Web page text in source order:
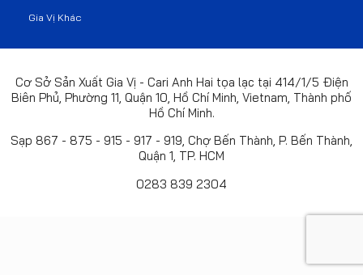
Gia Vị Khác
Cơ Sở Sản Xuất Gia Vị - Cari Anh Hai tọa lạc tại 414/1/5 Điện
Biên Phủ, Phường 11, Quận 10, Hồ Chí Minh, Vietnam, Thành phố
Hồ Chí Minh.
Sạp 867 - 875 - 915 - 917 - 919, Chợ Bến Thành, P. Bến Thành,
Quận 1, TP. HCM
0283 839 2304